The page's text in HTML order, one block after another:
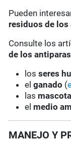
Pueden
residuos de
Consulte los
de los
losseres
elganado (
las
el medio
MANEJO Y